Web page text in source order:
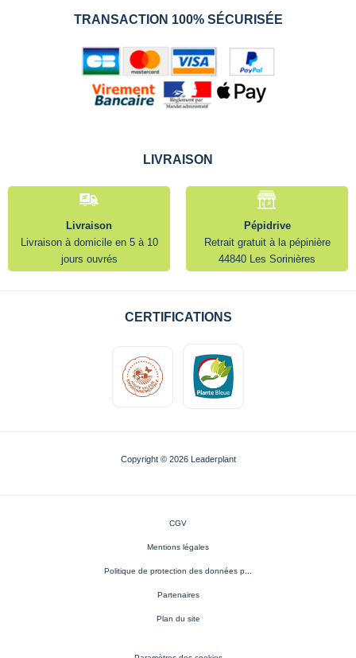
TRANSACTION 100% SÉCURISÉE
LIVRAISON
Livraison
Livraison à domicile en 5 à 10
jours ouvrés
Pépidrive
Retrait gratuit à la pépinière
44840 Les Sorinières
CERTIFICATIONS
Copyright © 2026 Leaderplant
CGV
Mentions légales
Politique de protection des données p...
Partenaires
Plan du site